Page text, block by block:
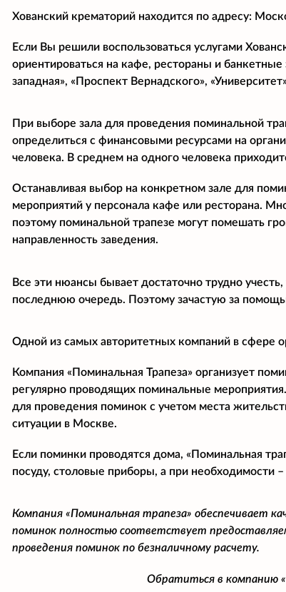
Хованский крематорий находится по адресу:
Если Вы решили воспользоваться услугами
ориентироваться на кафе, рестораны и
западная», «Проспект Вернадского»,
При выборе зала для проведения поминальной
определиться с финансовыми ресурсами на
человека. В среднем на одного человека
Останавливая выбор на конкретном зале для
мероприятий у персонала кафе или ресторана.
поэтому поминальной трапезе могут помешать
направленность заведения.
Все эти нюансы бывает достаточно трудно
последнюю очередь. Поэтому зачастую за
Одной из самых авторитетных компаний в сфере
Компания «Поминальная Трапеза» организует
регулярно проводящих поминальные
для проведения поминок с учетом места
ситуации в Москве.
Если поминки проводятся дома, «Поминальная
посуду, столовые приборы, а при необходимости –
Компания «Поминальная трапеза» обеспечивает
поминок полностью соответствует
проведения поминок по безналичному расчету.
Обратиться в компанию